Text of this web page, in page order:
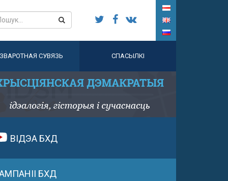
ЗВАРОТНАЯ СУВЯЗЬ СПАСЫЛКІ
ВІДЭА БХД
БХД